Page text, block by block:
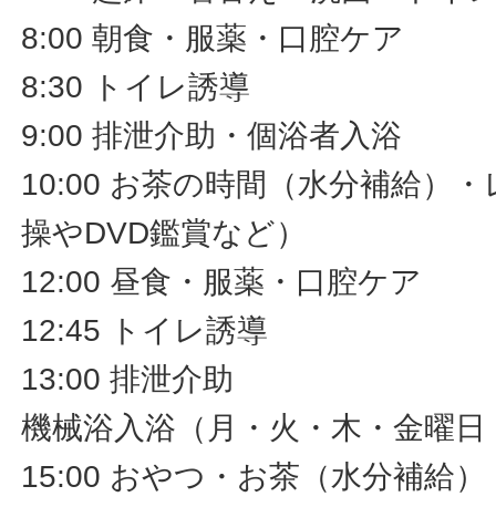
8:00 朝食・服薬・口腔ケア
8:30 トイレ誘導
9:00 排泄介助・個浴者入浴
10:00 お茶の時間（水分補給）
操やDVD鑑賞など）
12:00 昼食・服薬・口腔ケア
12:45 トイレ誘導
13:00 排泄介助
機械浴入浴（月・火・木・金曜
15:00 おやつ・お茶（水分補給